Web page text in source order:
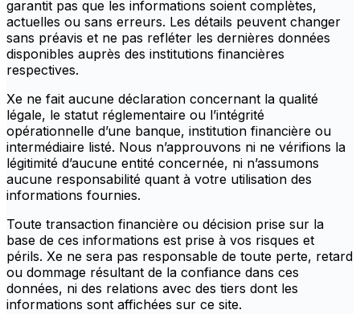
garantit pas que les informations soient complètes,
actuelles ou sans erreurs. Les détails peuvent changer
sans préavis et ne pas refléter les dernières données
disponibles auprès des institutions financières
respectives.
Xe ne fait aucune déclaration concernant la qualité
légale, le statut réglementaire ou l’intégrité
opérationnelle d’une banque, institution financière ou
intermédiaire listé. Nous n’approuvons ni ne vérifions la
légitimité d’aucune entité concernée, ni n’assumons
aucune responsabilité quant à votre utilisation des
informations fournies.
Toute transaction financière ou décision prise sur la
base de ces informations est prise à vos risques et
périls. Xe ne sera pas responsable de toute perte, retard
ou dommage résultant de la confiance dans ces
données, ni des relations avec des tiers dont les
informations sont affichées sur ce site.